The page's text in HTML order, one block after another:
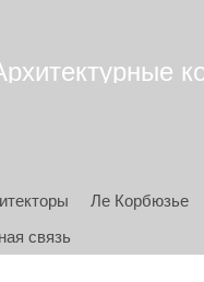
Ле Корбюзье
связь